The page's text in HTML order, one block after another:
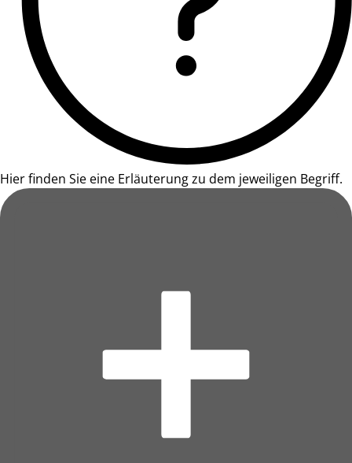
Hier finden Sie eine Erläuterung zu dem jeweiligen Begriff.